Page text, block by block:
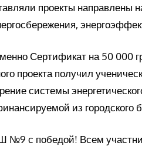
проекты направлены
Сертификат на 50 000
проекта получил
системы
из городского
№9 с победой! Всем